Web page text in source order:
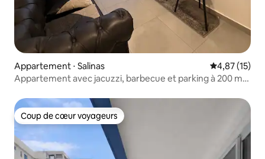
Appartement ⋅ Salinas Évaluation
4,87 (15)
Appartement avec jacuzzi, barbecue et parking à 200 m
Coup de cœur voyageurs
Coup de cœur voyageurs